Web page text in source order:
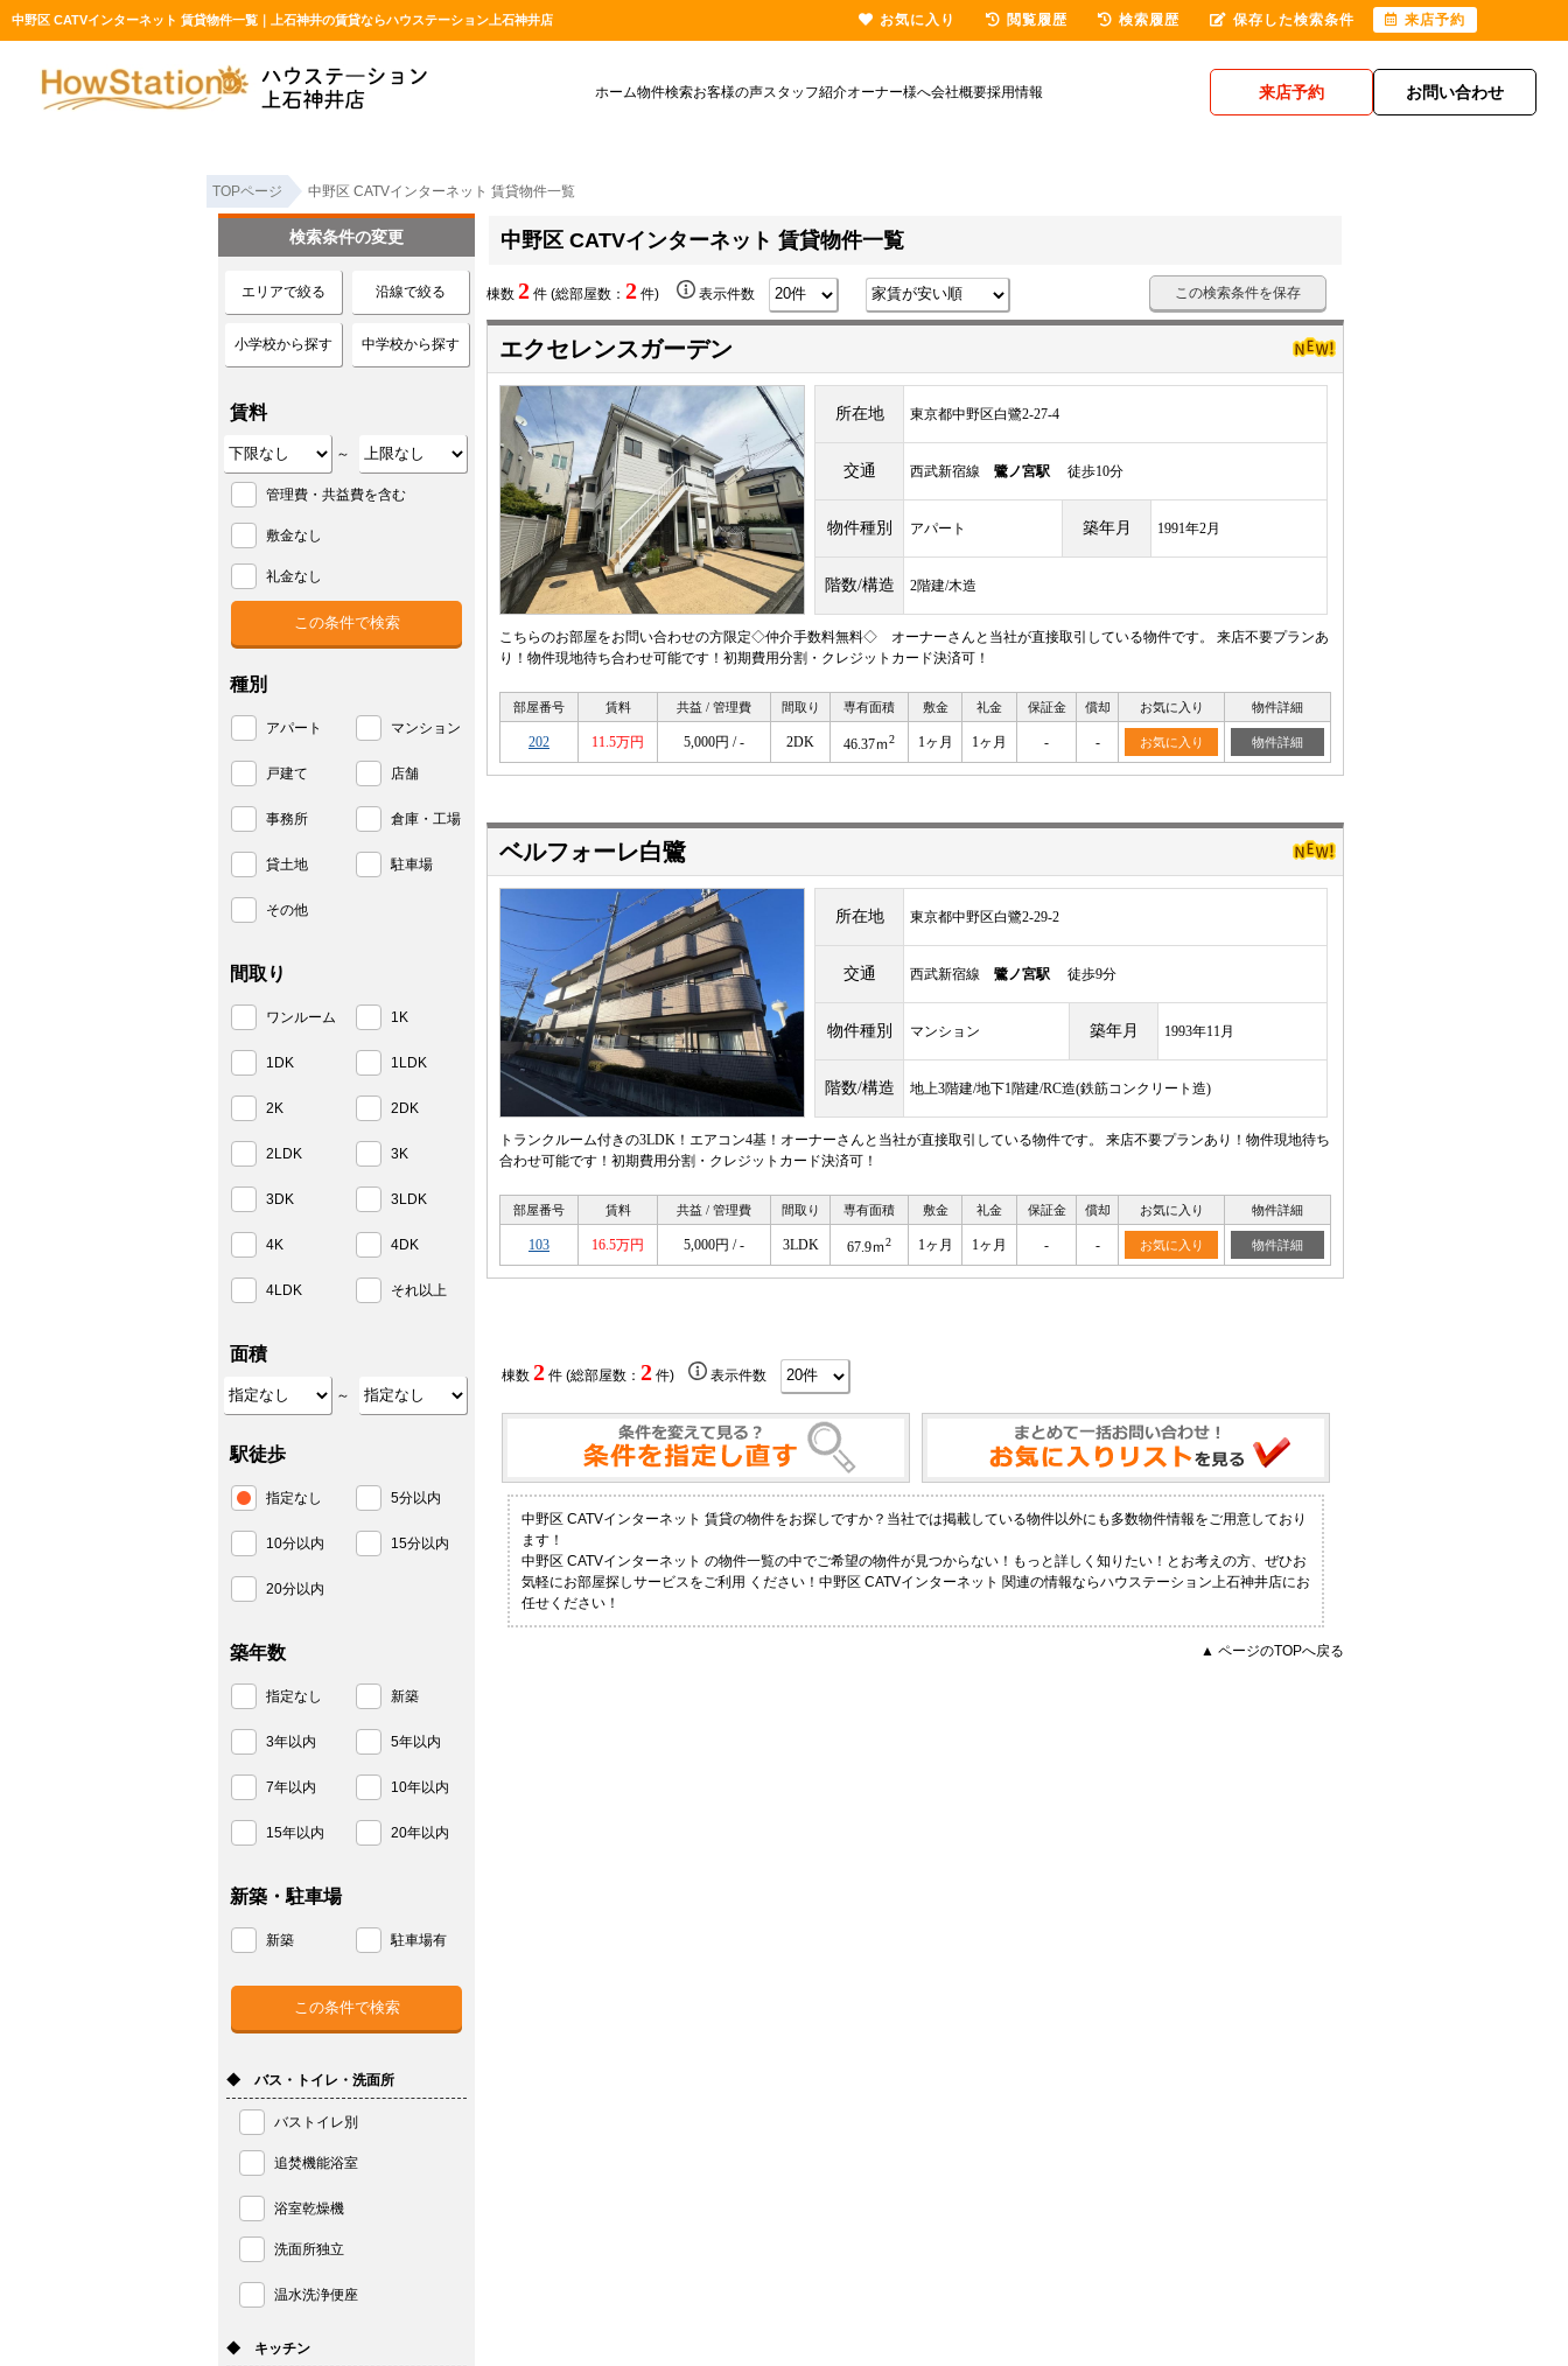
中野区 CATVインターネット 賃貸物件一覧｜上石神井の賃貸ならハウステーション上石神井店
ホーム物件検索お客様の声スタッフ紹介オーナー様へ会社概要採用情報 来店予約 お問い合わせ
TOPページ 中野区 CATVインターネット 賃貸物件一覧
中野区 CATVインターネット 賃貸物件一覧
棟数 2 件 (総部屋数： 2 件) 表示件数 この検索条件を保存
エクセレンスガーデン
所在地 東京都中野区白鷺2-27-4
交通 西武新宿線 鷺ノ宮駅 徒歩10分
物件種別 アパート 築年月 1991年2月
階数/構造 2階建/木造
こちらのお部屋をお問い合わせの方限定◇仲介手数料無料◇ オーナーさんと当社が直接取引している物件です。 来店不要プランあ
り！物件現地待ち合わせ可能です！初期費用分割・クレジットカード決済可！
部屋番号 賃料 共益 / 管理費 間取り 専有面積 敷金 礼金 保証金 償却 お気に入り 物件詳細
202 11.5万円 5,000円 / - 2DK 46.37ｍ2 1ヶ月 1ヶ月 - - お気に入り 物件詳細
ベルフォーレ白鷺
所在地 東京都中野区白鷺2-29-2
交通 西武新宿線 鷺ノ宮駅 徒歩9分
物件種別 マンション 築年月 1993年11月
階数/構造 地上3階建/地下1階建/RC造(鉄筋コンクリート造)
トランクルーム付きの3LDK！エアコン4基！オーナーさんと当社が直接取引している物件です。 来店不要プランあり！物件現地待ち
合わせ可能です！初期費用分割・クレジットカード決済可！
部屋番号 賃料 共益 / 管理費 間取り 専有面積 敷金 礼金 保証金 償却 お気に入り 物件詳細
103 16.5万円 5,000円 / - 3LDK 67.9ｍ2 1ヶ月 1ヶ月 - - お気に入り 物件詳細
棟数 2件 (総部屋数： 2件) 表示件数
中野区 CATVインターネット 賃貸の物件をお探しですか？当社では掲載している物件以外にも多数物件情報をご用意しており
ます！
中野区 CATVインターネット の物件一覧の中でご希望の物件が見つからない！もっと詳しく知りたい！とお考えの方、ぜひお
気軽にお部屋探しサービスをご利用 ください！中野区 CATVインターネット 関連の情報ならハウステーション上石神井店にお
任せください！
▲ ページのTOPへ戻る
検索条件の変更
エリアで絞る 沿線で絞る
小学校から探す 中学校から探す
賃料
～
管理費・共益費を含む
敷金なし
礼金なし
種別
アパート マンション
戸建て 店舗
事務所 倉庫・工場
貸土地 駐車場
その他
間取り
ワンルーム 1K
1DK 1LDK
2K 2DK
2LDK 3K
3DK 3LDK
4K 4DK
4LDK それ以上
面積
～
駅徒歩
指定なし 5分以内
10分以内 15分以内
20分以内
築年数
指定なし 新築
3年以内 5年以内
7年以内 10年以内
15年以内 20年以内
新築・駐車場
新築 駐車場有
◆ バス・トイレ・洗面所
バストイレ別
追焚機能浴室
浴室乾燥機
洗面所独立
温水洗浄便座
◆ キッチン
お気に入り 閲覧履歴 検索履歴 保存した検索条件 来店予約